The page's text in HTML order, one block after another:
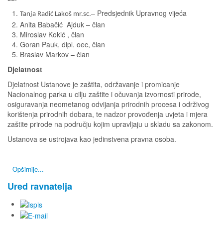
Tanja Radić Lakoš mr.sc.– Predsjednik Upravnog vijeća
Anita Babačić Ajduk – član
Miroslav Kokić , član
Goran Pauk, dipl. oec, član
Braslav Markov – član
Djelatnost
Djelatnost Ustanove je zaštita, održavanje i promicanje
Nacionalnog parka u cilju zaštite i očuvanja izvornosti prirode,
osiguravanja neometanog odvijanja prirodnih procesa i održivog
korištenja prirodnih dobara, te nadzor provođenja uvjeta i mjera
zaštite prirode na području kojim upravljaju u skladu sa zakonom.
Ustanova se ustrojava kao jedinstvena pravna osoba.
Opširnije...
Ured ravnatelja